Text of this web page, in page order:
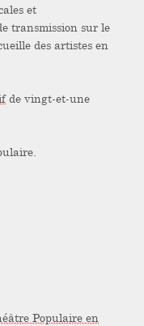
et
transmission sur le
des artistes en
de vingt-et-une
Populaire en